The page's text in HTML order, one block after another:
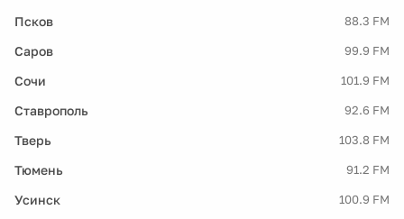
Псков 88.3 FM
Саров 99.9 FM
Сочи 101.9 FM
Ставрополь 92.6 FM
Тверь 103.8 FM
Тюмень 91.2 FM
Усинск 100.9 FM